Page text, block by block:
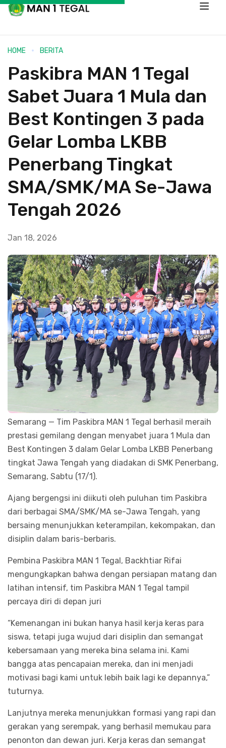
HOME BERITA
Paskibra MAN 1 Tegal
Sabet Juara 1 Mula dan
Best Kontingen 3 pada
Gelar Lomba LKBB
Penerbang Tingkat
SMA/SMK/MA Se-Jawa
Tengah 2026
Jan 18, 2026
Semarang — Tim Paskibra MAN 1 Tegal berhasil meraih
prestasi gemilang dengan menyabet juara 1 Mula dan
Best Kontingen 3 dalam Gelar Lomba LKBB Penerbang
tingkat Jawa Tengah yang diadakan di SMK Penerbang,
Semarang, Sabtu (17/1).
Ajang bergengsi ini diikuti oleh puluhan tim Paskibra
dari berbagai SMA/SMK/MA se-Jawa Tengah, yang
bersaing menunjukkan keterampilan, kekompakan, dan
disiplin dalam baris-berbaris.
Pembina Paskibra MAN 1 Tegal, Backhtiar Rifai
mengungkapkan bahwa dengan persiapan matang dan
latihan intensif, tim Paskibra MAN 1 Tegal tampil
percaya diri di depan juri
“Kemenangan ini bukan hanya hasil kerja keras para
siswa, tetapi juga wujud dari disiplin dan semangat
kebersamaan yang mereka bina selama ini. Kami
bangga atas pencapaian mereka, dan ini menjadi
motivasi bagi kami untuk lebih baik lagi ke depannya,”
tuturnya.
Lanjutnya mereka menunjukkan formasi yang rapi dan
gerakan yang serempak, yang berhasil memukau para
penonton dan dewan juri. Kerja keras dan semangat